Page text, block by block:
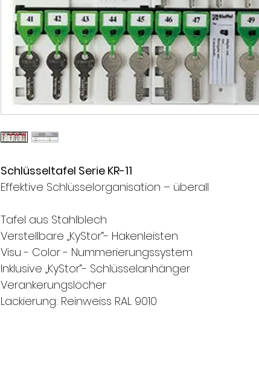
Schlüsseltafel Serie KR-11
Effektive Schlüsselorganisation – überall
Tafel aus Stahlblech
Verstellbare „KyStor“- Hakenleisten
Visu - Color - Nummerierungssystem
Inklusive „KyStor“- Schlüsselanhänger
Verankerungslöcher
Lackierung: Reinweiss RAL 9010